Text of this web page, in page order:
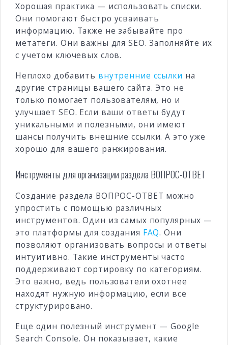
Хорошая практика — использовать списки.
Они помогают быстро усваивать
информацию. Также не забывайте про
метатеги. Они важны для SEO. Заполняйте их
с учетом ключевых слов.
Неплохо добавить внутренние ссылки на
другие страницы вашего сайта. Это не
только помогает пользователям, но и
улучшает SEO. Если ваши ответы будут
уникальными и полезными, они имеют
шансы получить внешние ссылки. А это уже
хорошо для вашего ранжирования.
Инструменты для организации раздела ВОПРОС-ОТВЕТ
Создание раздела ВОПРОС-ОТВЕТ можно
упростить с помощью различных
инструментов. Один из самых популярных —
это платформы для создания FAQ. Они
позволяют организовать вопросы и ответы
интуитивно. Такие инструменты часто
поддерживают сортировку по категориям.
Это важно, ведь пользователи охотнее
находят нужную информацию, если все
структурировано.
Еще один полезный инструмент — Google
Search Console. Он показывает, какие